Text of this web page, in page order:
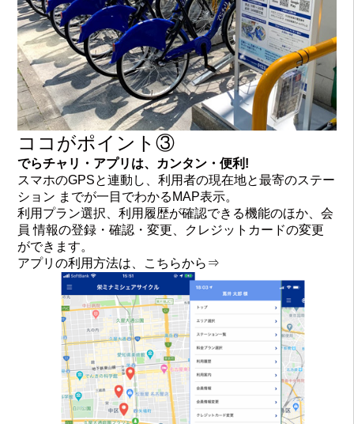
ココがポイント③
でらチャリ・アプリは、カンタン・便利!
スマホのGPSと連動し、利用者の現在地と最寄のステー
ション までが一目でわかるMAP表示。
利用プラン選択、利用履歴が確認できる機能のほか、会
員 情報の登録・確認・変更、クレジットカードの変更
ができます。
アプリの利用方法は、こちらから⇒